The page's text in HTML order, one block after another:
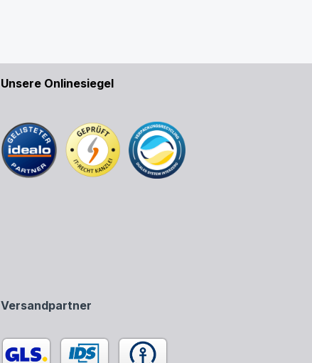
Unsere Onlinesiegel
Versandpartner